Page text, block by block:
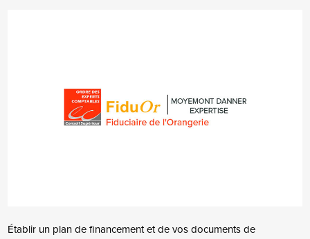
Établir un plan de financement et de vos documents de